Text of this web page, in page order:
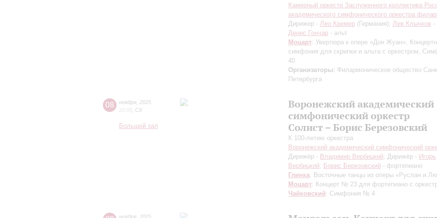
Камерный оркестр Заслуженного коллектива
академического симфонического оркестра
Дирижер - Лео Кремер (Германия); Лев Клычков -
Денис Гончар - альт
Моцарт: Увертюра к опере «Дон Жуан»,
симфония для скрипки и альта с оркестром,
40
Организаторы: Филармоническое общество
Петербурга
08 ноября 2025
20:00 Сб
Большой зал
Воронежский академический
симфонический оркестр
Солист – Борис Березовский
К 100-летию оркестра
Воронежский академический симфонический
Дирижёр - Владимир Вербицкий; Дирижёр - Игорь
Вербицкий; Борис Березовский - фортепиано
Глинка: Восточные танцы из оперы «Руслан и
Моцарт: Концерт № 23 для фортепиано с
Чайковский: Симфония № 4
ноября 2025